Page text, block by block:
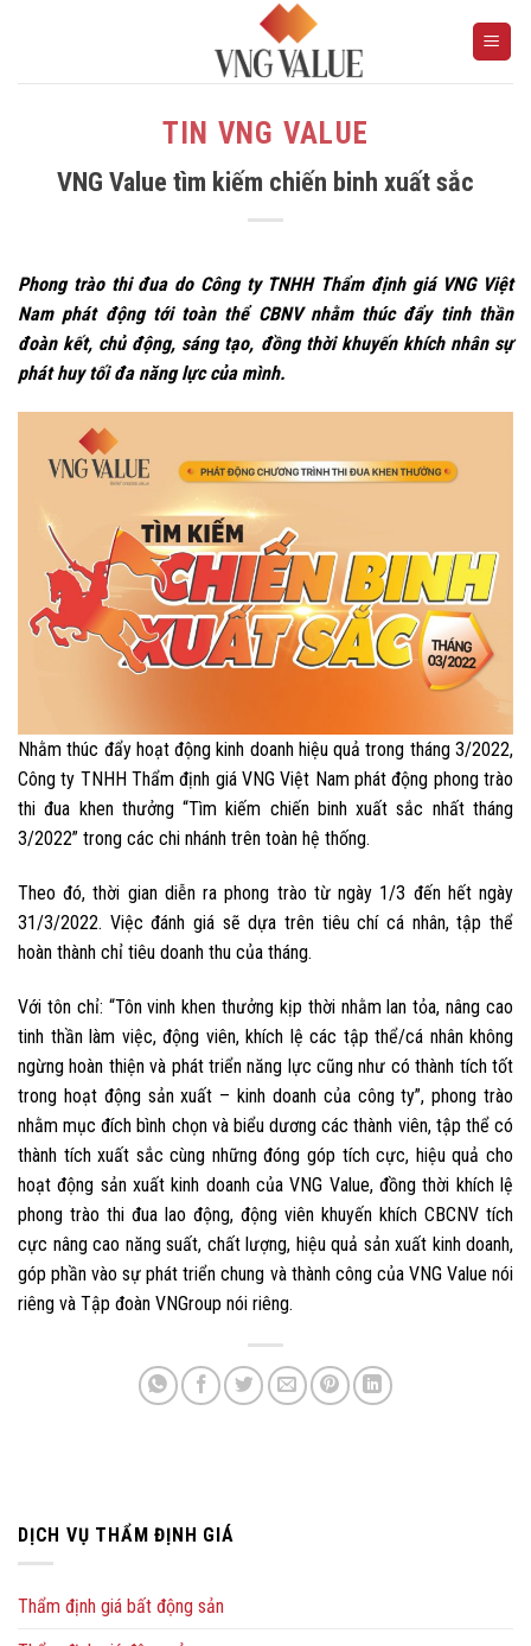
TIN VNG VALUE
VNG Value tìm kiếm chiến binh xuất sắc
Phong trào thi đua do Công ty TNHH Thẩm định giá VNG Việt
Nam phát động tới toàn thể CBNV nhằm thúc đẩy tinh thần
đoàn kết, chủ động, sáng tạo, đồng thời khuyến khích nhân sự
phát huy tối đa năng lực của mình.
Nhằm thúc đẩy hoạt động kinh doanh hiệu quả trong tháng 3/2022,
Công ty TNHH Thẩm định giá VNG Việt Nam phát động phong trào
thi đua khen thưởng “Tìm kiếm chiến binh xuất sắc nhất tháng
3/2022” trong các chi nhánh trên toàn hệ thống.
Theo đó, thời gian diễn ra phong trào từ ngày 1/3 đến hết ngày
31/3/2022. Việc đánh giá sẽ dựa trên tiêu chí cá nhân, tập thể
hoàn thành chỉ tiêu doanh thu của tháng.
Với tôn chỉ: “Tôn vinh khen thưởng kịp thời nhằm lan tỏa, nâng cao
tinh thần làm việc, động viên, khích lệ các tập thể/cá nhân không
ngừng hoàn thiện và phát triển năng lực cũng như có thành tích tốt
trong hoạt động sản xuất – kinh doanh của công ty”, phong trào
nhằm mục đích bình chọn và biểu dương các thành viên, tập thể có
thành tích xuất sắc cùng những đóng góp tích cực, hiệu quả cho
hoạt động sản xuất kinh doanh của VNG Value, đồng thời khích lệ
phong trào thi đua lao động, động viên khuyến khích CBCNV tích
cực nâng cao năng suất, chất lượng, hiệu quả sản xuất kinh doanh,
góp phần vào sự phát triển chung và thành công của VNG Value nói
riêng và Tập đoàn VNGroup nói riêng.
DỊCH VỤ THẨM ĐỊNH GIÁ
Thẩm định giá bất động sản